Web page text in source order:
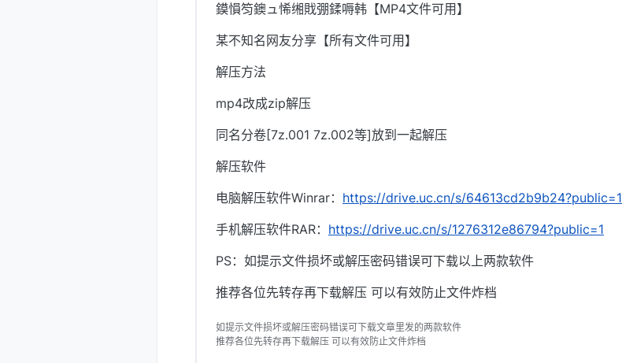
鏌愪笉鐭ュ悕缃戝弸鍒嗕韩【MP4文件可用】
某不知名网友分享【所有文件可用】
解压方法
mp4改成zip解压
同名分卷[7z.001 7z.002等]放到一起解压
解压软件
电脑解压软件Winrar： https://drive.uc.cn/s/64613cd2b9b24?public=1
手机解压软件RAR： https://drive.uc.cn/s/1276312e86794?public=1
PS：如提示文件损坏或解压密码错误可下载以上两款软件
推荐各位先转存再下载解压 可以有效防止文件炸档
如提示文件损坏或解压密码错误可下载文章里发的两款软件
推荐各位先转存再下载解压 可以有效防止文件炸档